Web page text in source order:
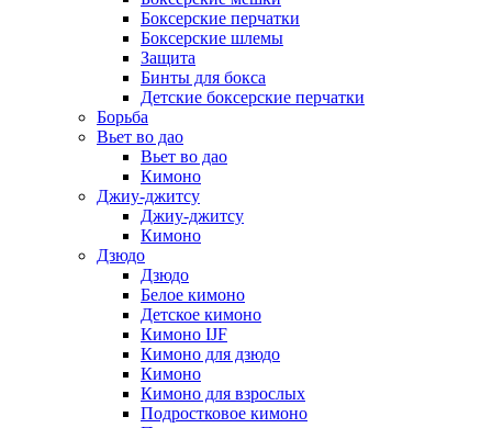
Боксерские перчатки
Боксерские шлемы
Защита
Бинты для бокса
Детские боксерские перчатки
Борьба
Вьет во дао
Вьет во дао
Кимоно
Джиу-джитсу
Джиу-джитсу
Кимоно
Дзюдо
Дзюдо
Белое кимоно
Детское кимоно
Кимоно IJF
Кимоно для дзюдо
Кимоно
Кимоно для взрослых
Подростковое кимоно